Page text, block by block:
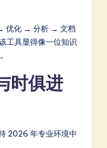
优化 → 分析 → 文档
工具显得像一位知识
时俱进
2026 年专业环境中